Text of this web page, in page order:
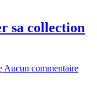
sa collection
Aucun commentaire